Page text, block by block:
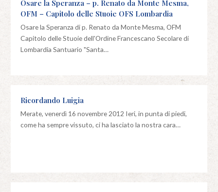
Osare la Speranza – p. Renato da Monte Mesma,
OFM – Capitolo delle Stuoie OFS Lombardia
Osare la Speranza di p. Renato da Monte Mesma, OFM
Capitolo delle Stuoie dell'Ordine Francescano Secolare di
Lombardia Santuario "Santa…
Ricordando Luigia
Merate, venerdì 16 novembre 2012 Ieri, in punta di piedi,
come ha sempre vissuto, ci ha lasciato la nostra cara…